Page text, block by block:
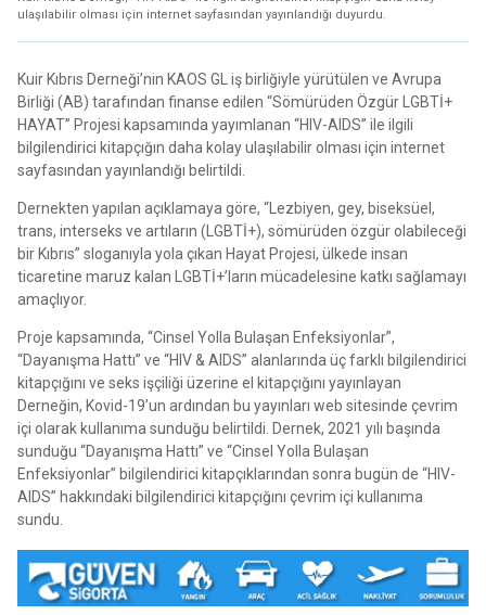
ulaşılabilir olması için internet sayfasından yayınlandığı duyurdu.
Kuir Kıbrıs Derneği’nin KAOS GL iş birliğiyle yürütülen ve Avrupa
Birliği (AB) tarafından finanse edilen “Sömürüden Özgür LGBTİ+
HAYAT” Projesi kapsamında yayımlanan “HIV-AIDS” ile ilgili
bilgilendirici kitapçığın daha kolay ulaşılabilir olması için internet
sayfasından yayınlandığı belirtildi.
Dernekten yapılan açıklamaya göre, “Lezbiyen, gey, biseksüel,
trans, interseks ve artıların (LGBTİ+), sömürüden özgür olabileceği
bir Kıbrıs” sloganıyla yola çıkan Hayat Projesi, ülkede insan
ticaretine maruz kalan LGBTİ+’ların mücadelesine katkı sağlamayı
amaçlıyor.
Proje kapsamında, “Cinsel Yolla Bulaşan Enfeksiyonlar”,
“Dayanışma Hattı” ve “HIV & AIDS” alanlarında üç farklı bilgilendirici
kitapçığını ve seks işçiliği üzerine el kitapçığını yayınlayan
Derneğin, Kovid-19’un ardından bu yayınları web sitesinde çevrim
içi olarak kullanıma sunduğu belirtildi. Dernek, 2021 yılı başında
sunduğu “Dayanışma Hattı” ve “Cinsel Yolla Bulaşan
Enfeksiyonlar” bilgilendirici kitapçıklarından sonra bugün de “HIV-
AIDS” hakkındaki bilgilendirici kitapçığını çevrim içi kullanıma
sundu.